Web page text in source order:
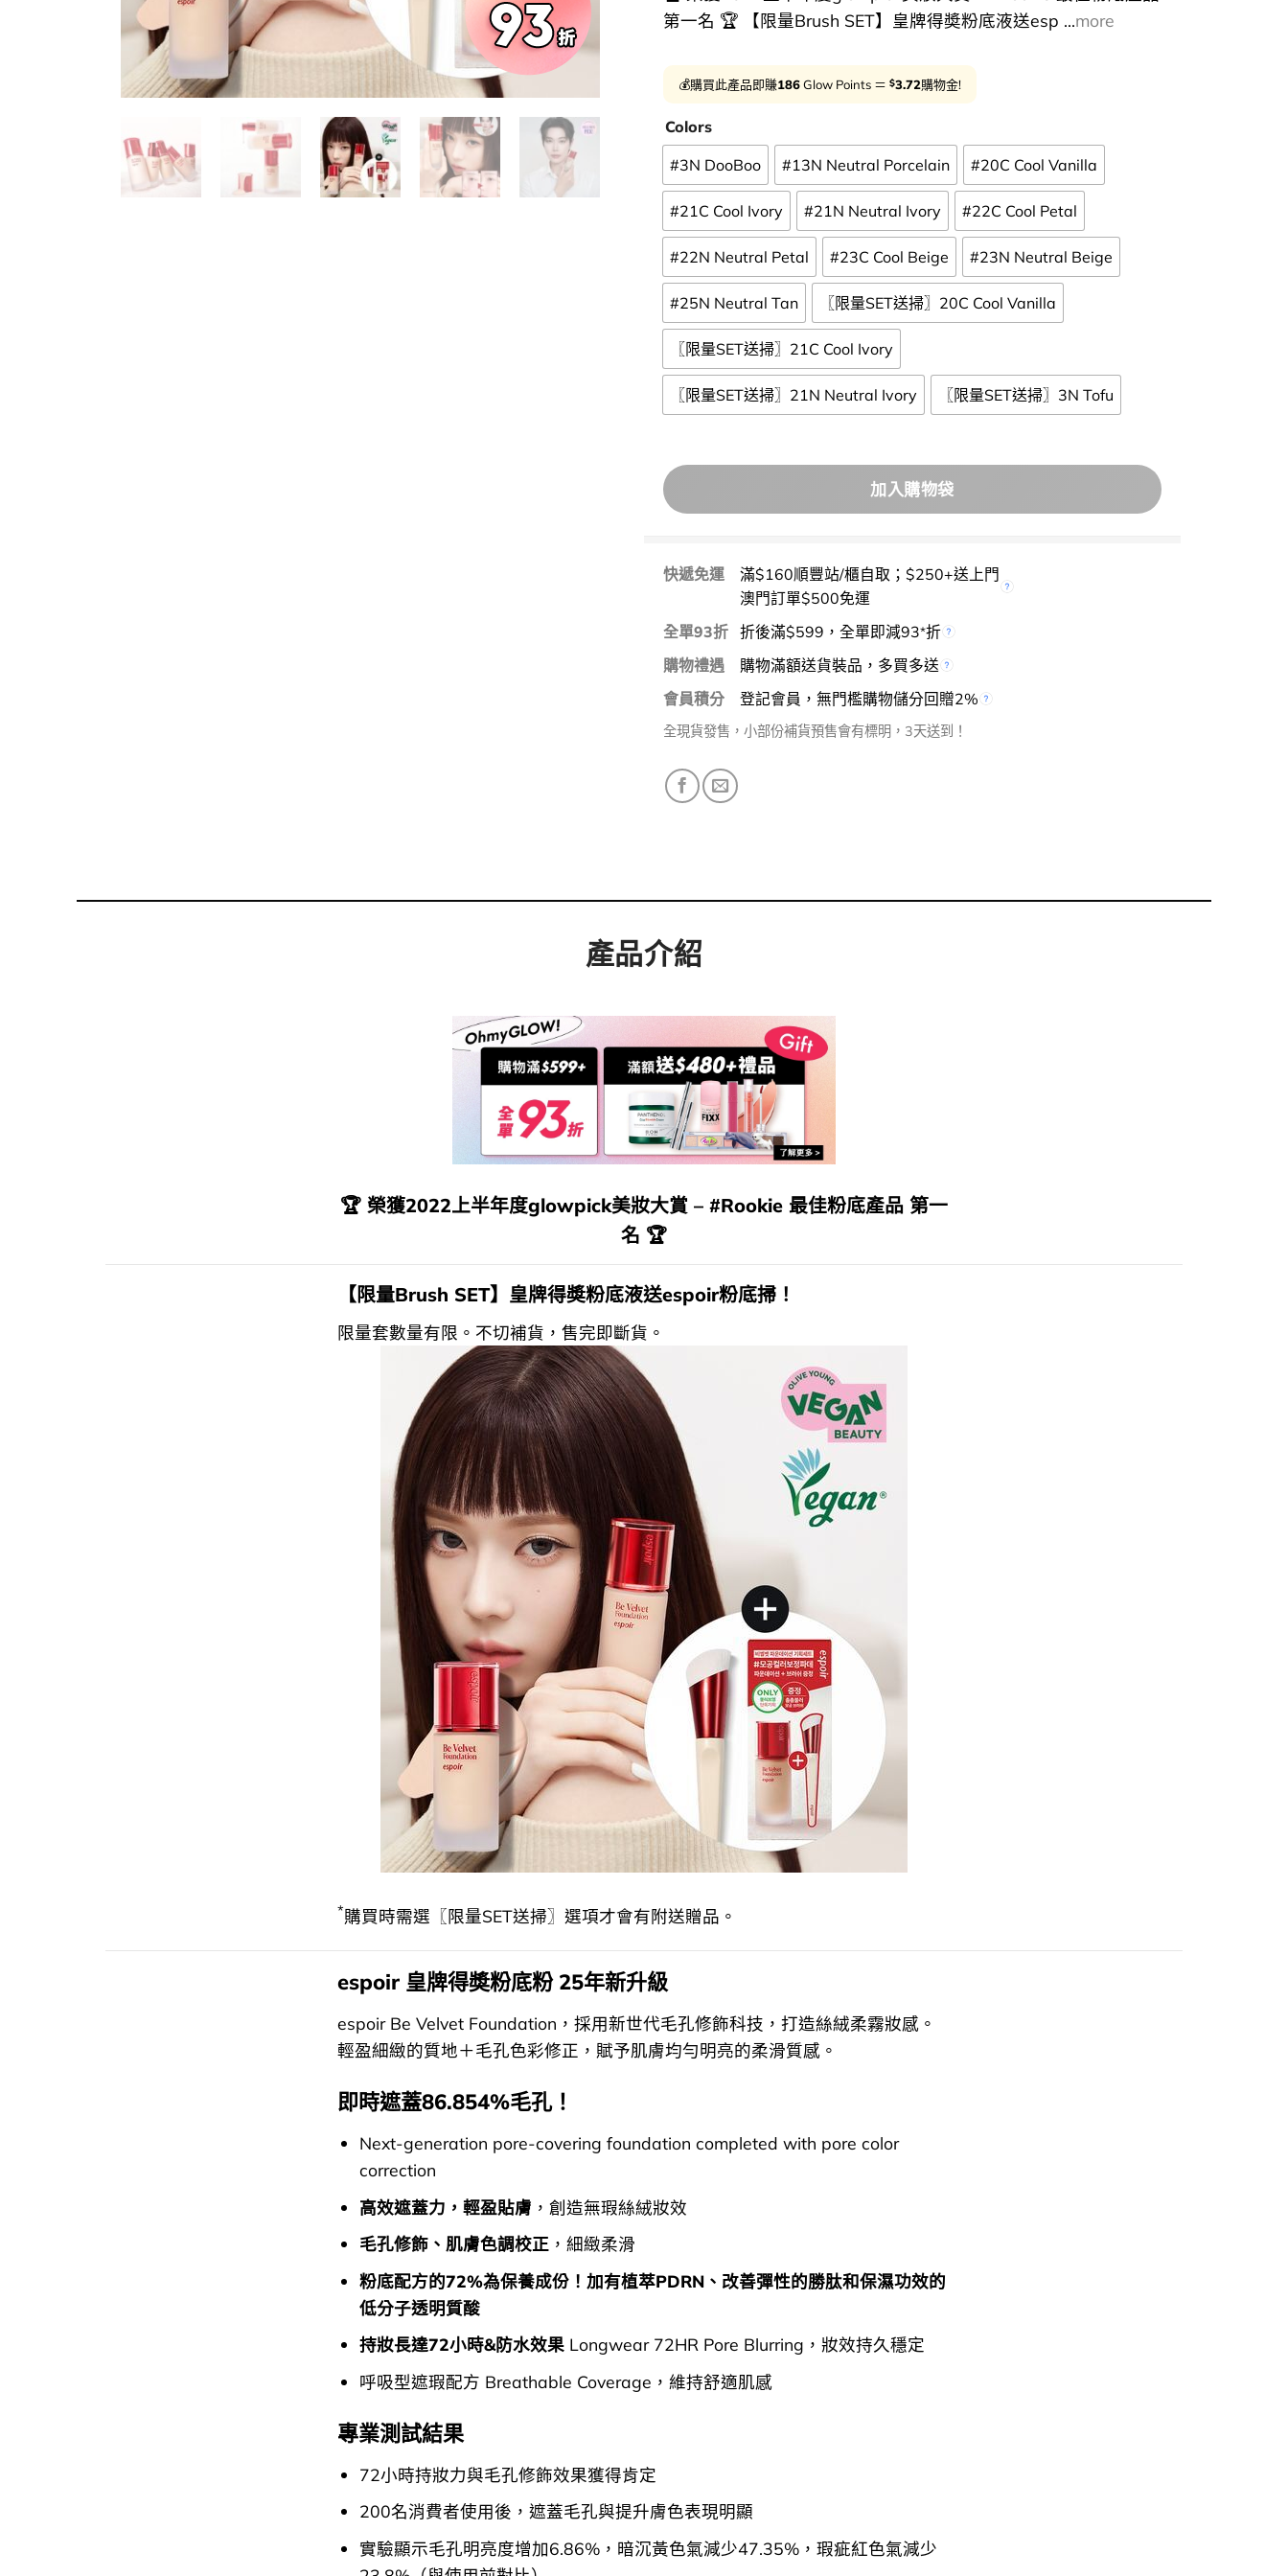
第一名 🏆 【限量Brush SET】皇牌得奬粉底液送esp ...more
💰購買此產品即賺186Glow Points ＝ $3.72購物金!
Colors
#3N DooBoo #13N Neutral Porcelain #20C Cool Vanilla
#21C Cool Ivory #21N Neutral Ivory #22C Cool Petal
#22N Neutral Petal #23C Cool Beige #23N Neutral Beige
#25N Neutral Tan 〖限量SET送掃〗20C Cool Vanilla
〖限量SET送掃〗21C Cool Ivory
〖限量SET送掃〗21N Neutral Ivory 〖限量SET送掃〗3N Tofu
加入購物袋
快遞免運
滿$160順豐站/櫃自取；$250+送上門
澳門訂單$500免運
全單93折 折後滿$599，全單即減93*折
購物禮遇
購物滿額送貨裝品，多買多送
會員積分
登記會員，無門檻購物儲分回贈2%
全現貨發售，小部份補貨預售會有標明，3天送到！
產品介紹
🏆 榮獲2022上半年度glowpick美妝大賞 – #Rookie 最佳粉底產品 第一
名 🏆
【限量Brush SET】皇牌得奬粉底液送espoir粉底掃！
限量套數量有限。不切補貨，售完即斷貨。
*購買時需選〖限量SET送掃〗選項才會有附送贈品。
espoir 皇牌得奬粉底粉 25年新升級
espoir Be Velvet Foundation，採用新世代毛孔修飾科技，打造絲絨柔霧妝感。
輕盈細緻的質地＋毛孔色彩修正，賦予肌膚均勻明亮的柔滑質感。
即時遮蓋86.854%毛孔！
Next-generation pore-covering foundation completed with pore color
correction
高效遮蓋力，輕盈貼膚 ，創造無瑕絲絨妝效
毛孔修飾、肌膚色調校正 ，細緻柔滑
粉底配方的72%為保養成份！加有植萃PDRN、改善彈性的勝肽和保濕功效的
低分子透明質酸
持妝長達72小時&防水效果Longwear 72HR Pore Blurring，妝效持久穩定
呼吸型遮瑕配方 Breathable Coverage，維持舒適肌感
專業測試結果
72小時持妝力與毛孔修飾效果獲得肯定
200名消費者使用後，遮蓋毛孔與提升膚色表現明顯
實驗顯示毛孔明亮度增加6.86%，暗沉黃色氣減少47.35%，瑕疵紅色氣減少